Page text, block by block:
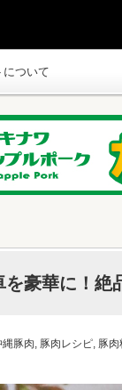
について
豪華に！絶
縄豚肉, 豚肉レシピ, 豚肉